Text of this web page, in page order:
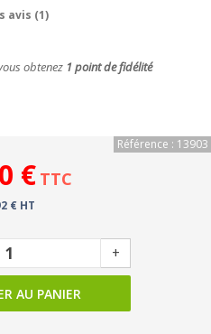
avis (1)
obtenez 1 point de fidélité
Référence : 13903
€ TTC
€ HT
+
AU PANIER